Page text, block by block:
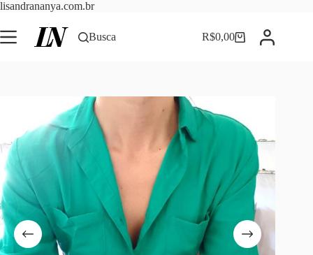
lisandrananya.com.brPular
o
conteúdo
Busca Carrinho
R$0,00